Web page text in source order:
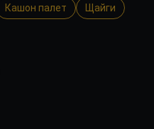
Кашон палет Щайги